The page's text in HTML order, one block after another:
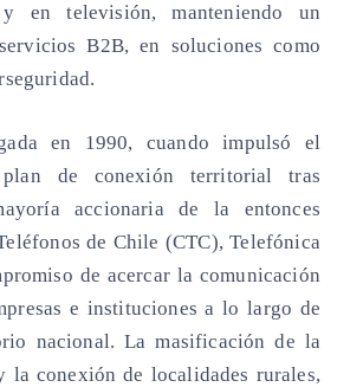
en televisión, manteniendo un
B2B, en soluciones como
en 1990, cuando impulsó el
de conexión territorial tras
accionaria de la entonces
de Chile (CTC), Telefónica
de acercar la comunicación
e instituciones a lo largo de
nacional. La masificación de la
conexión de localidades rurales,